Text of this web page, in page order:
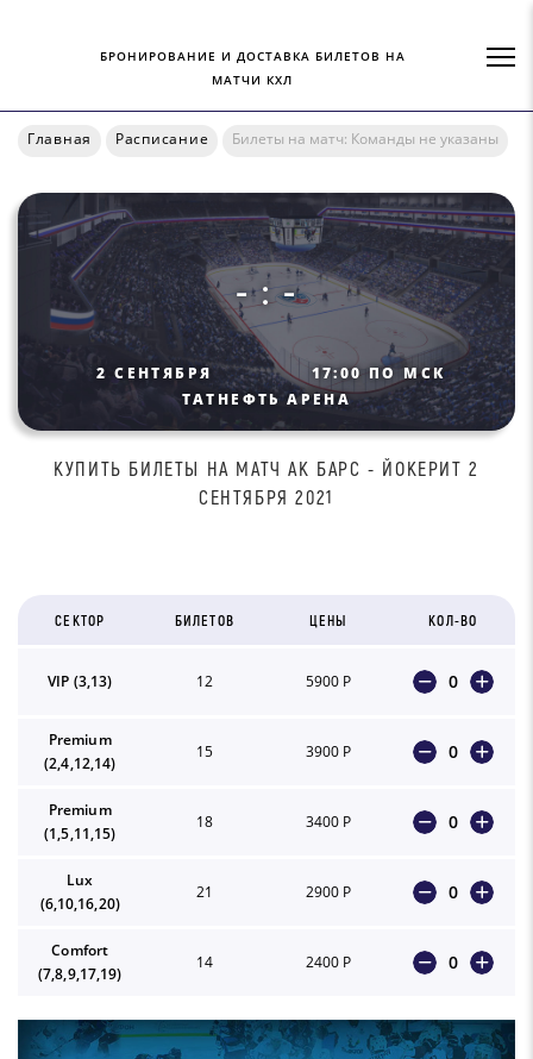
БРОНИРОВАНИЕ И ДОСТАВКА БИЛЕТОВ НА
МАТЧИ КХЛ
Главная Расписание Билеты на матч: Команды не указаны
- : -
2 СЕНТЯБРЯ
17:00 ПО МСК
ТАТНЕФТЬ АРЕНА
КУПИТЬ БИЛEТЫ НА МАТЧ AК БAPC - ЙОКЕРИТ 2
СЕНТЯБРЯ 2021
СЕКТОР БИЛЕТОВ ЦЕНЫ КОЛ-ВО
VIP (3,13) 12 5900 Р 0
Premium
(2,4,12,14)
15 3900 Р 0
Premium
(1,5,11,15)
18 3400 Р 0
Lux
(6,10,16,20)
21 2900 Р 0
Comfort
(7,8,9,17,19)
14 2400 Р 0